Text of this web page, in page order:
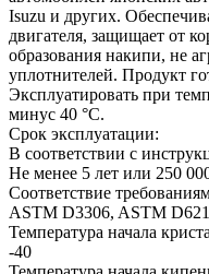
Isuzu и других.
двигателя, защищает от
образования накипи, не
уплотнителей. Продукт
Эксплуатировать при
минус 40 °С.
Срок эксплуатации:
В соответствии с
Не менее 5 лет или 250
Соответствие
ASTM D3306, ASTM
Температура начала
-40